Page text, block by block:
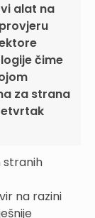
alat na
čime
za strana
stranih
na razini